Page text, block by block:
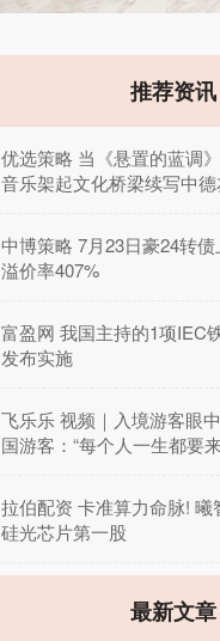
推荐资讯
优选策略 当《悬置的蓝调》
音乐架起文化桥梁续写中
中博策略 7月23日豪24转
溢价率407%
富盈网 我国主持的1项IEC
发布实施
飞乐乐 视频｜入境游客眼
国游客：“每个人一生都要
拉伯配资 卡准算力命脉! 曦
硅光芯片第一股
最新文章